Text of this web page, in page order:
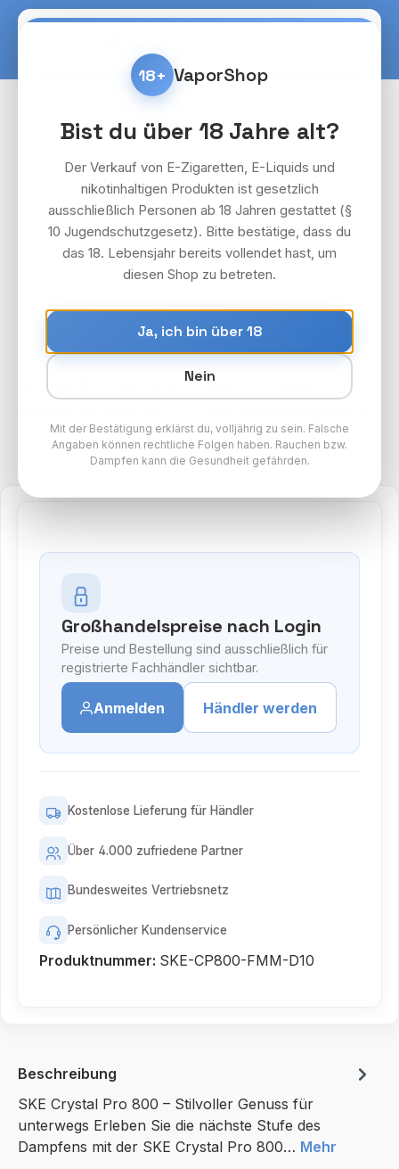
Zum Hauptinhalt springen
Bildergalerie überspringen
10x SKE Crystal Pro 800 - Fresh
SKE Crystal Pro 800 Paket
Großhandelspreise nach Login
Preise und Bestellung sind ausschließlich für
registrierte Fachhändler sichtbar.
Anmelden Händler werden
Kostenlose Lieferung für Händler
Über 4.000 zufriedene Partner
Bundesweites Vertriebsnetz
Persönlicher Kundenservice
Produktnummer: SKE-CP800-FMM-D10
Beschreibung
SKE Crystal Pro 800 – Stilvoller Genuss für
unterwegs Erleben Sie die nächste Stufe des
Dampfens mit der SKE Crystal Pro 800… Mehr
18+ VaporShop
Bist du über 18 Jahre alt?
Der Verkauf von E-Zigaretten, E-Liquids und
nikotinhaltigen Produkten ist gesetzlich
ausschließlich Personen ab 18 Jahren gestattet (§
10 Jugendschutzgesetz). Bitte bestätige, dass du
das 18. Lebensjahr bereits vollendet hast, um
diesen Shop zu betreten.
Ja, ich bin über 18
Nein
Mit der Bestätigung erklärst du, volljährig zu sein. Falsche
Angaben können rechtliche Folgen haben. Rauchen bzw.
Dampfen kann die Gesundheit gefährden.